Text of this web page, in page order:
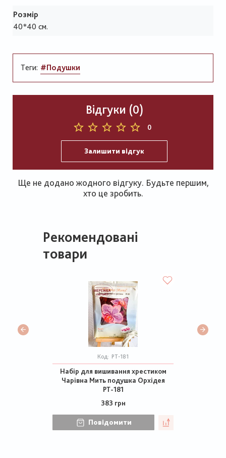
Розмір
40*40 см.
Теги: #Подушки
Відгуки (0)
0
Залишити відгук
Ще не додано жодного відгуку. Будьте першим,
хто це зробить.
Рекомендовані
товари
Код: РТ-181
Набір для вишивання хрестиком
Чарівна Мить подушка Орхідея
РТ-181
383 грн
Повідомити